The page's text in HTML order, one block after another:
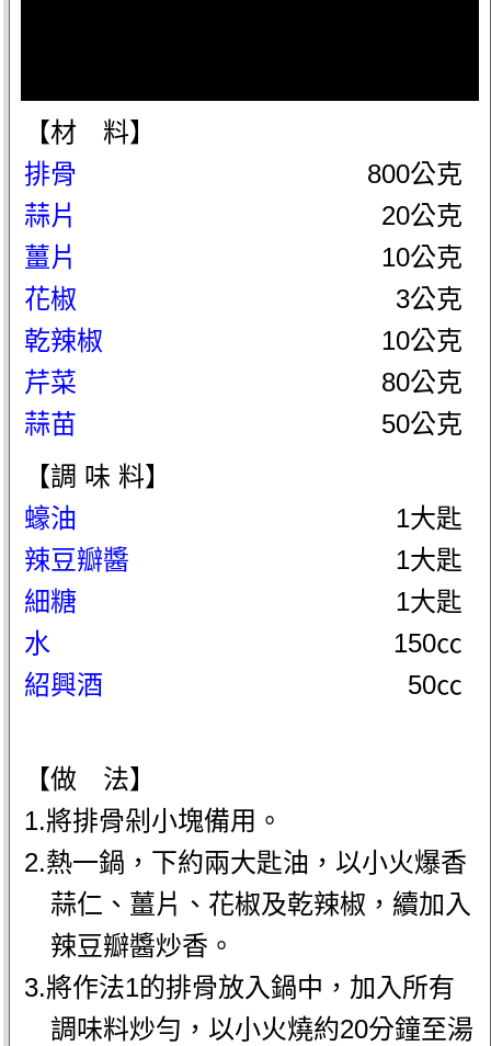
【材 料】
排骨
800公克
蒜片
20公克
薑片
10公克
花椒
3公克
乾辣椒
10公克
芹菜
80公克
蒜苗
50公克
【調 味 料】
蠔油
1大匙
辣豆瓣醬
1大匙
細糖
1大匙
水
150㏄
紹興酒
50㏄
【做 法】
1.將排骨剁小塊備用。
2.熱一鍋，下約兩大匙油，以小火爆香
蒜仁、薑片、花椒及乾辣椒，續加入
辣豆瓣醬炒香。
3.將作法1的排骨放入鍋中，加入所有
調味料炒勻，以小火燒約20分鐘至湯